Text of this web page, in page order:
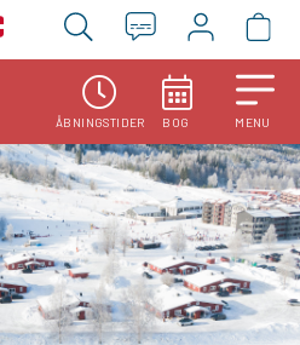
ÅBNINGSTIDER BOG MENU